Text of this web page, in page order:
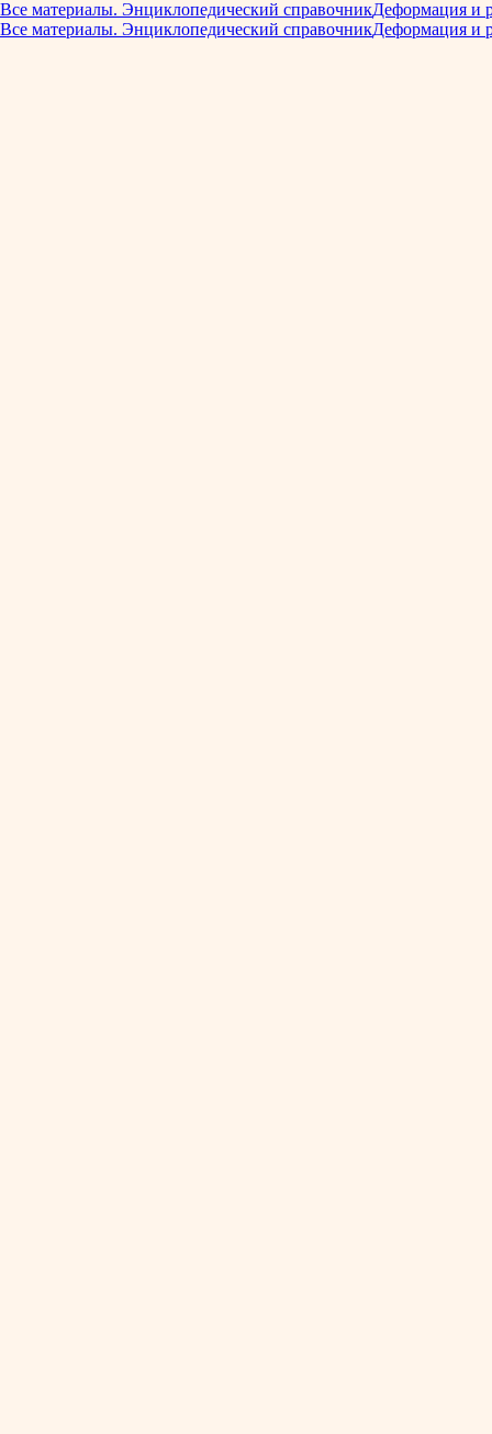
Все материалы. Энциклопедический справочникДеформация и
Все материалы. Энциклопедический справочникДеформация и